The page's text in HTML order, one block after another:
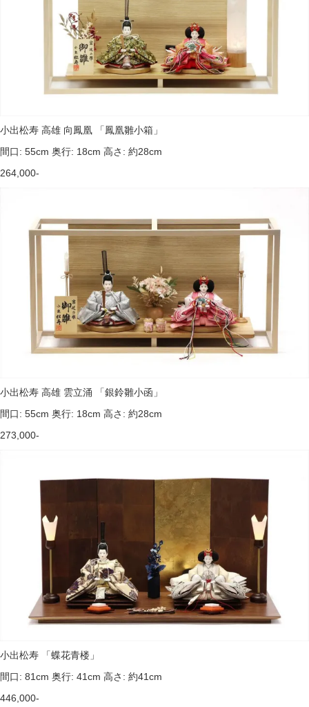
小出松寿 高雄 向鳳凰 「鳳凰雛小箱」
間口: 55cm 奥行: 18cm 高さ: 約28cm
264,000-
小出松寿 高雄 雲立涌 「銀鈴雛小函」
間口: 55cm 奥行: 18cm 高さ: 約28cm
273,000-
小出松寿 「蝶花青楼」
間口: 81cm 奥行: 41cm 高さ: 約41cm
446,000-